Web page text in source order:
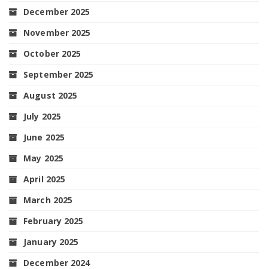
December 2025
November 2025
October 2025
September 2025
August 2025
July 2025
June 2025
May 2025
April 2025
March 2025
February 2025
January 2025
December 2024